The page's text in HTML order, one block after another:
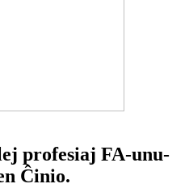
profesiaj FA-unu-
Ĉinio.